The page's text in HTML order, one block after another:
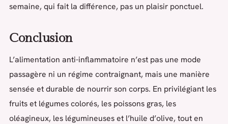
semaine, qui fait la différence, pas un plaisir ponctuel.
Conclusion
L’alimentation anti-inflammatoire n’est pas une mode
passagère ni un régime contraignant, mais une manière
sensée et durable de nourrir son corps. En privilégiant les
fruits et légumes colorés, les poissons gras, les
oléagineux, les légumineuses et l’huile d’olive, tout en